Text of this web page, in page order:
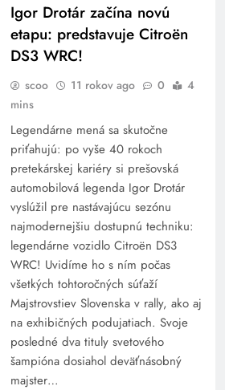
Igor Drotár začína novú
etapu: predstavuje Citroën
DS3 WRC!
scoo 11 rokov ago 0
4
mins
Legendárne mená sa skutočne
priťahujú: po vyše 40 rokoch
pretekárskej kariéry si prešovská
automobilová legenda Igor Drotár
vyslúžil pre nastávajúcu sezónu
najmodernejšiu dostupnú techniku:
legendárne vozidlo Citroën DS3
WRC! Uvidíme ho s ním počas
všetkých tohtoročných súťaží
Majstrovstiev Slovenska v rally, ako aj
na exhibičných podujatiach. Svoje
posledné dva tituly svetového
šampióna dosiahol deväťnásobný
majster…